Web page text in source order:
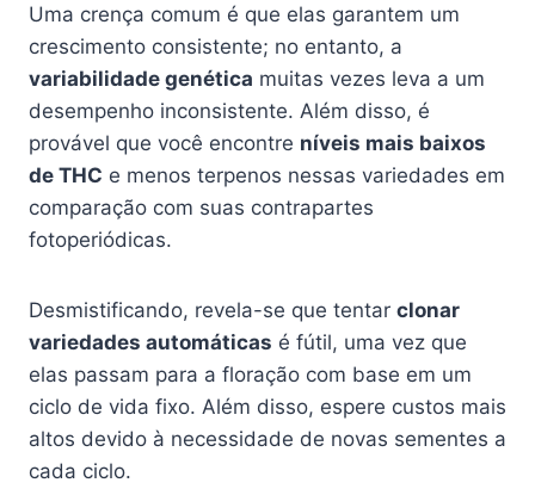
Uma crença comum é que elas garantem um
crescimento consistente; no entanto, a
variabilidade genética muitas vezes leva a um
desempenho inconsistente. Além disso, é
provável que você encontre níveis mais baixos
de THC e menos terpenos nessas variedades em
comparação com suas contrapartes
fotoperiódicas.
Desmistificando, revela-se que tentar clonar
variedades automáticas é fútil, uma vez que
elas passam para a floração com base em um
ciclo de vida fixo. Além disso, espere custos mais
altos devido à necessidade de novas sementes a
cada ciclo.